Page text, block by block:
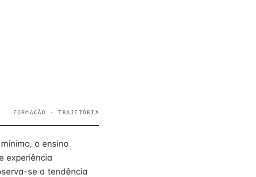
FORMAÇÃO · TRAJETÓRIA
o ensino
experiência
se a tendência